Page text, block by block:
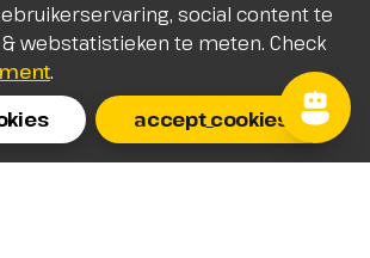
social content te
webstatistieken te meten. Check
.
accept_cookies